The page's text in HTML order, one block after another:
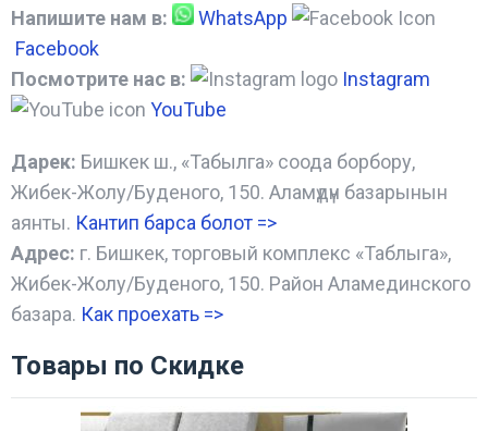
Напишите нам в:
WhatsApp
Facebook
Посмотрите нас в:
Instagram
YouTube
Дарек: Бишкек ш., «Табылга» соода борбору,
Жибек-Жолу/Буденого, 150. Аламүдүн базарынын
аянты. Кантип барса болот =>
Адрес: г. Бишкек, торговый комплекс «Таблыга»,
Жибек-Жолу/Буденого, 150. Район Аламединского
базара. Как проехать =>
Товары по Скидке